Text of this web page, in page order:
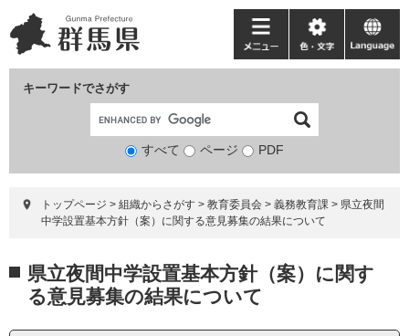
ー
ジ
ニ
ュ
て
キーワードでさがす
検
象
すべて ページ PDF
メ
ニ
ー
色・
文
language
トップページ > 組織からさがす > 教育委員会 > 義務教育課 > 県立夜間
中学設置基本方針（案）に関する意見募集の結果について
文
県立夜間中学設置基本方針（案）に関す
る意見募集の結果について